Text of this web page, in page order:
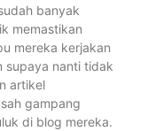
banyak
memastikan
mereka kerjakan
supaya nanti tidak
artikel
gampang
di blog mereka.